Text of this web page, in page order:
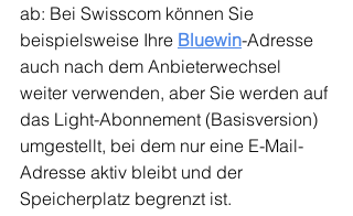
ab: Bei Swisscom können Sie
beispielsweise Ihre Bluewin-Adresse
auch nach dem Anbieterwechsel
weiter verwenden, aber Sie werden auf
das Light-Abonnement (Basisversion)
umgestellt, bei dem nur eine E-Mail-
Adresse aktiv bleibt und der
Speicherplatz begrenzt ist.